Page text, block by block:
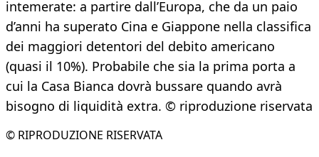
intemerate: a partire dall’Europa, che da un paio
d’anni ha superato Cina e Giappone nella classifica
dei maggiori detentori del debito americano
(quasi il 10%). Probabile che sia la prima porta a
cui la Casa Bianca dovrà bussare quando avrà
bisogno di liquidità extra. © riproduzione riservata
© RIPRODUZIONE RISERVATA